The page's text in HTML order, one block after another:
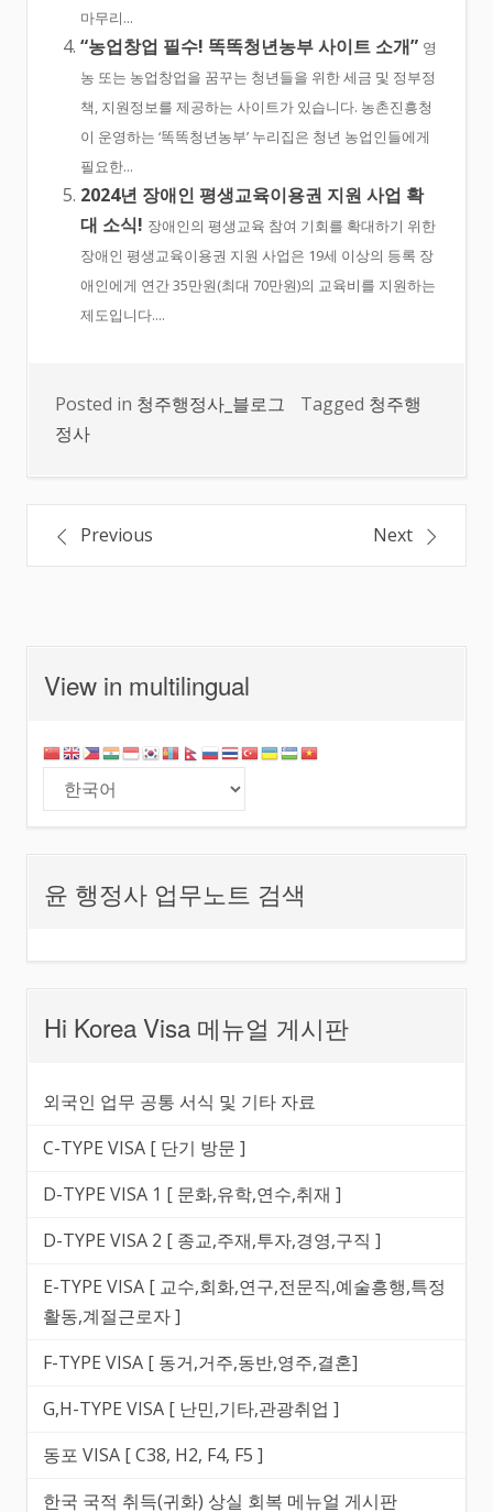
마무리...
“농업창업 필수! 똑똑청년농부 사이트 소개” 영
농 또는 농업창업을 꿈꾸는 청년들을 위한 세금 및 정부정
책, 지원정보를 제공하는 사이트가 있습니다. 농촌진흥청
이 운영하는 ‘똑똑청년농부’ 누리집은 청년 농업인들에게
필요한...
2024년 장애인 평생교육이용권 지원 사업 확
대 소식! 장애인의 평생교육 참여 기회를 확대하기 위한
장애인 평생교육이용권 지원 사업은 19세 이상의 등록 장
애인에게 연간 35만원(최대 70만원)의 교육비를 지원하는
제도입니다....
Posted in 청주행정사_블로그 Tagged 청주행
정사
글
비
게
이
션
Previous Next
View in multilingual
윤 행정사 업무노트 검색
Hi Korea Visa 메뉴얼 게시판
외국인 업무 공통 서식 및 기타 자료
C-TYPE VISA [ 단기 방문 ]
D-TYPE VISA 1 [ 문화,유학,연수,취재 ]
D-TYPE VISA 2 [ 종교,주재,투자,경영,구직 ]
E-TYPE VISA [ 교수,회화,연구,전문직,예술흥행,특정
활동,계절근로자 ]
F-TYPE VISA [ 동거,거주,동반,영주,결혼]
G,H-TYPE VISA [ 난민,기타,관광취업 ]
동포 VISA [ C38, H2, F4, F5 ]
한국 국적 취득(귀화) 상실 회복 메뉴얼 게시판